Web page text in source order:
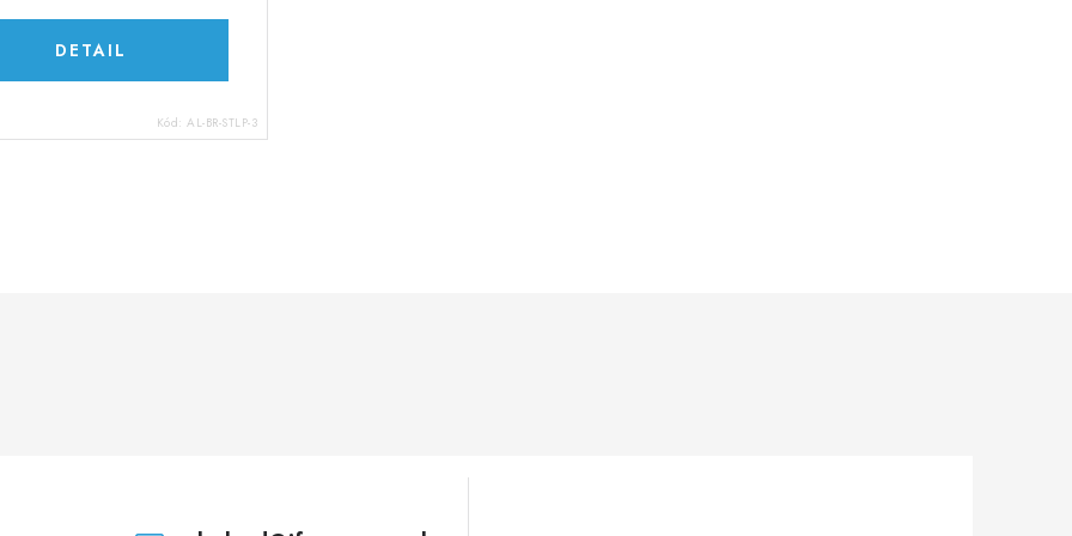
DETAIL
Kód: AL-BR-STLP-3